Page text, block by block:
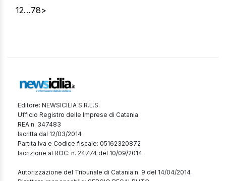
di autolesionismo A segnalare l’accaduto […]
12…78>
Editore: NEWSICILIA S.R.L.S.
Ufficio Registro delle Imprese di Catania
REA n. 347483
Iscritta dal 12/03/2014
Partita Iva e Codice fiscale: 05162320872
Iscrizione al ROC: n. 24774 del 10/09/2014
Autorizzazione del Tribunale di Catania n. 9 del 14/04/2014